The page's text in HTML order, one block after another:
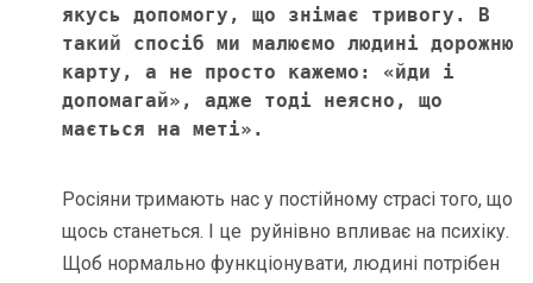
якусь допомогу, що знімає тривогу. В
такий спосіб ми малюємо людині дорожню
карту, а не просто кажемо: «йди і
допомагай», адже тоді неясно, що
мається на меті».
Росіяни тримають нас у постійному страсі того, що
щось станеться. І це руйнівно впливає на психіку.
Щоб нормально функціонувати, людині потрібен